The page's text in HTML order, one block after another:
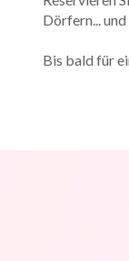
Dörfern...
Bis bald für